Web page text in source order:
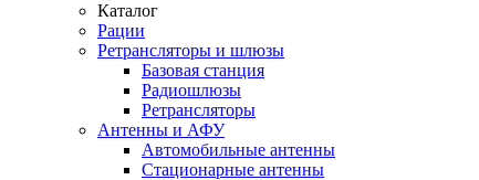
Каталог
Рации
Ретрансляторы и шлюзы
Базовая станция
Радиошлюзы
Ретрансляторы
Антенны и АФУ
Автомобильные антенны
Стационарные антенны